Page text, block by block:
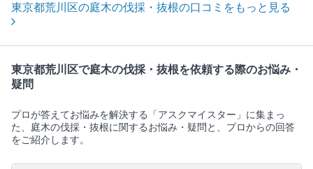
東京都荒川区の庭木の伐採・抜根の口コミをもっと見る
東京都荒川区で庭木の伐採・抜根を依頼する際のお悩み・
疑問
プロが答えてお悩みを解決する「アスクマイスター」に集まっ
た、庭木の伐採・抜根に関するお悩み・疑問と、プロからの回答
をご紹介します。